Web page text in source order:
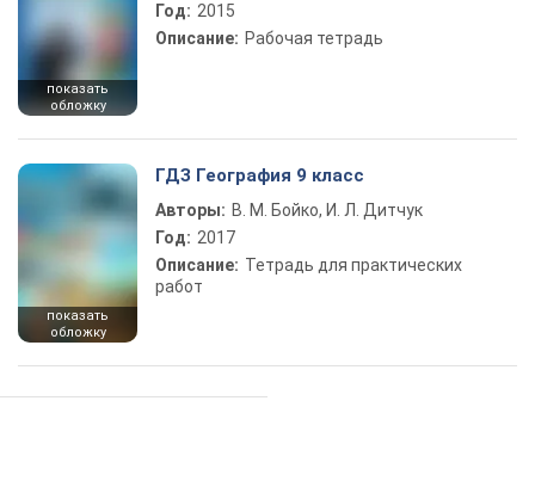
показать
обложку
Год: 2015
Описание: Рабочая тетрадь
показать
обложку
ГДЗ География 9 класс
Авторы: В. М. Бойко, И. Л. Дитчук
Год: 2017
Описание: Тетрадь для практических
работ